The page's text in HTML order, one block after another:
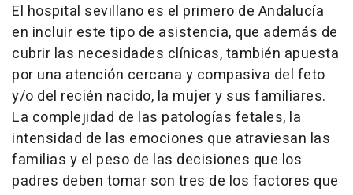
El hospital sevillano es el primero de Andalucía
en incluir este tipo de asistencia, que además de
cubrir las necesidades clínicas, también apuesta
por una atención cercana y compasiva del feto
y/o del recién nacido, la mujer y sus familiares.
La complejidad de las patologías fetales, la
intensidad de las emociones que atraviesan las
familias y el peso de las decisiones que los
padres deben tomar son tres de los factores que